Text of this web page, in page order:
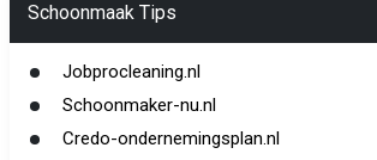
Schoonmaak Tips
Jobprocleaning.nl
Schoonmaker-nu.nl
Credo-ondernemingsplan.nl